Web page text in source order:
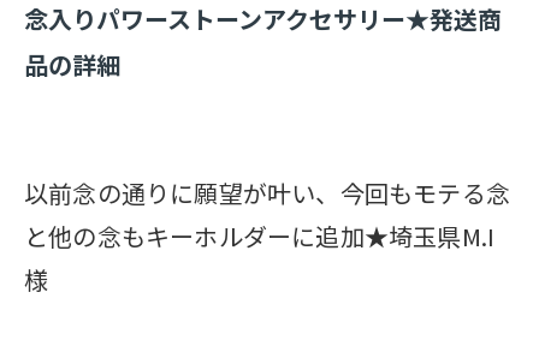
念入りパワーストーンアクセサリー★発送商
品の詳細
以前念の通りに願望が叶い、今回もモテる念
と他の念もキーホルダーに追加★埼玉県M.I
様